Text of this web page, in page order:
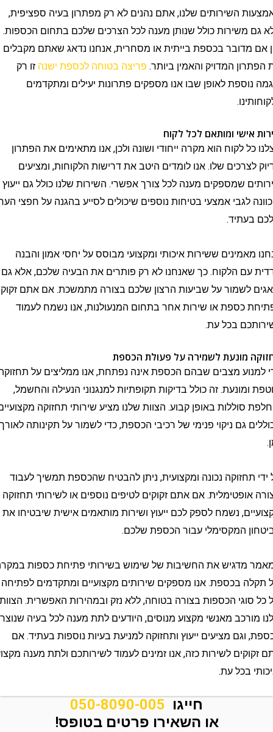
השירותים שלנו, אתם נהנים לא רק מפתרון בעיה ספציפית,
כולל שנותן מענה לכל הצרכים שלכם בתחום הכספות.
בכספת בייתית או מסחרית, אנחנו נדאג שאתם מקבלים
המדויק והאמין ביותר.פריצה בטוחה לכספת ישנה זו רק
לאופן שבו אנו מספקים פתרונות יעילים ומתקדמים
ומותאם לכל לקוח
לקוח הוא מקרה ייחודי ושונה ולכן, אנו מתאימים את הפתרון
שלו. אנו לומדים היטב את דרישות הלקוחות, ומציעים
שמספקים מענה לכל צורך אפשרי. השירות שלנו כולל גם ייעוץ
לגבי אמצעי בטיחות נוספים שיכולים לסייע בהגנה על חפצי הערך
ששירות איכותי ומקצועי מבוסס על יחסי אמון והבנה
הלקוח. כך שאנחנו לא רק פותרים את הבעיה שלכם, אלא גם
לשמור על שביעות הרצון שלכם בצורה מתמשכת. אם אתם זקוקים
כספת או שירות אחר בתחום המנעולנות, אנו נשמח לעמוד
בכל עת.
מונעת לשמירה על פעולת הכספת
מצבים שבהם הכספת אינה נפתחת, אנו ממליצים על תחזוקה
זה כולל בדיקות תקופתיות למנגנוני הנעילה והחשמל,
באופן קבוע. הצוות שלנו מציע שירותי תחזוקה מקצועיים
גם ניקוי פנימי של רכיבי הכספת, כדי לשמור על תקינותה לאורך
נכונה ומקצועית, ניתן להבטיח שהכספת תמשיך לעבוד
אם אתם זקוקים לטיפים נוספים או לשירותי תחזוקה
נשמח לספק לכם ייעוץ ושירות מותאמים אישית שיבטיחו את
המקסימלי עבור הכספת שלכם.
את החשיבות של שימוש בשירותי פתיחת כספות במקרה
בכספת. אנו מספקים שירותים מקצועיים ומתקדמים לפתיחה
הכספות בצורה בטוחה, ללא נזק ובמהירות האפשרית. הצוות
מאנשי מקצוע מנוסים, היודעים לתת מענה לכל בעיה שנוצרת
מציעים ייעוץ ותחזוקה למניעת בעיות נוספות בעתיד. אם
לשירות כזה, אנו זמינים לעמוד לשירותכם ולתת מענה מקצועי
בכל עת.
חייגו050-8090-005
או השאירו פרטים בטופס!